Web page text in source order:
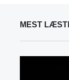
MEST